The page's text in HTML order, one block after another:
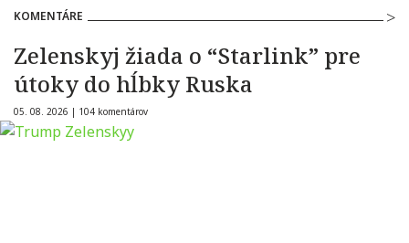
KOMENTÁRE
Zelenskyj žiada o “Starlink” pre
útoky do hĺbky Ruska
05. 08. 2026 | 104 komentárov